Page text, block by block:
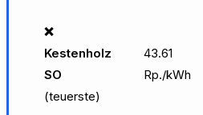
❌
Kestenholz
SO
(teuerste)
43.61
Rp./kWh